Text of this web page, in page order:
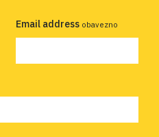
Email address obavezno